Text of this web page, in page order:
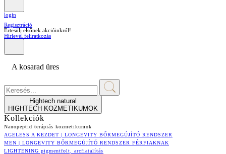
login
Regisztráció
Értesülj elsőnek akcióinkról!
Hírlevél feliratkozás
A kosarad üres
Hightech natural
HIGHTECH KOZMETIKUMOK
Kollekciók
Nanopeptid terápiás kozmetikumok
AGELESS A KEZDET | LONGEVITY BŐRMEGÚJÍTÓ RENDSZER
MEN | LONGEVITY BŐRMEGÚJÍTÓ RENDSZER FÉRFIAKNAK
LIGHTENING pigmentfolt, arcfiatalítás